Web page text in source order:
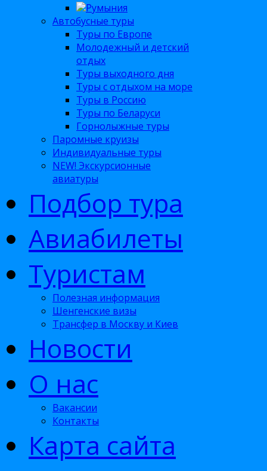
Румыния
Автобусные туры
Туры по Европе
Молодежный и детский
отдых
Туры выходного дня
Туры с отдыхом на море
Туры в Россию
Туры по Беларуси
Горнолыжные туры
Паромные круизы
Индивидуальные туры
NEW! Экскурсионные
авиатуры
Подбор тура
Авиабилеты
Туристам
Полезная информация
Шенгенские визы
Трансфер в Москву и Киев
Новости
О нас
Вакансии
Контакты
Карта сайта